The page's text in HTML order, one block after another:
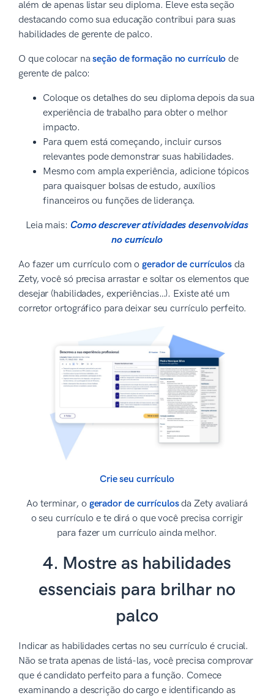
além de apenas listar seu diploma. Eleve esta seção
destacando como sua educação contribui para suas
habilidades de gerente de palco.
O que colocar naseção de formação no currículo de
gerente de palco:
Coloque os detalhes do seu diploma depois da sua
experiência de trabalho para obter o melhor
impacto.
Para quem está começando, incluir cursos
relevantes pode demonstrar suas habilidades.
Mesmo com ampla experiência, adicione tópicos
para quaisquer bolsas de estudo, auxílios
financeiros ou funções de liderança.
Leia mais: Como descrever atividades desenvolvidas
no currículo
Ao fazer um currículo com ogerador de currículos da
Zety, você só precisa arrastar e soltar os elementos que
desejar (habilidades, experiências…). Existe até um
corretor ortográfico para deixar seu currículo perfeito.
Crie seu currículo
Ao terminar, o gerador de currículosda Zety avaliará
o seu currículo e te dirá o que você precisa corrigir
para fazer um currículo ainda melhor.
4. Mostre as habilidades
essenciais para brilhar no
palco
Indicar as habilidades certas no seu currículo é crucial.
Não se trata apenas de listá-las, você precisa comprovar
que é candidato perfeito para a função. Comece
examinando a descrição do cargo e identificando as